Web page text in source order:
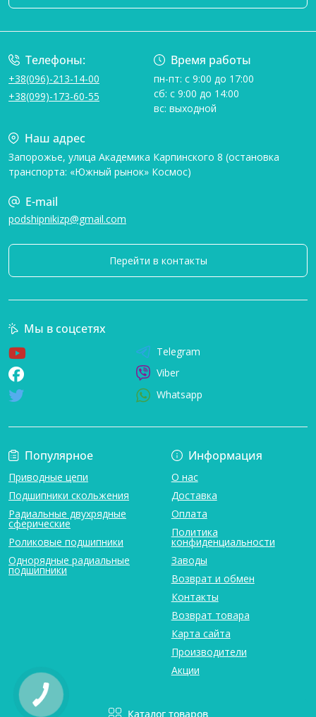
Телефоны:
+38(096)-213-14-00
+38(099)-173-60-55
Время работы
пн-пт: с 9:00 до 17:00
сб: с 9:00 до 14:00
вс: выходной
Наш адрес
Запорожье, улица Академика Карпинского 8 (остановка
транспорта: «Южный рынок» Космос)
E-mail
podshipnikizp@gmail.com
Перейти в контакты
Популярное
Приводные цепи
Подшипники скольжения
Радиальные двухрядные
сферические
Роликовые подшипники
Однорядные радиальные
подшипники
Информация
О нас
Доставка
Оплата
Политика
конфиденциальности
Заводы
Возврат и обмен
Контакты
Возврат товара
Карта сайта
Производители
Акции
Каталог товаров
Мы в соцсетях
Telegram
Viber
Whatsapp